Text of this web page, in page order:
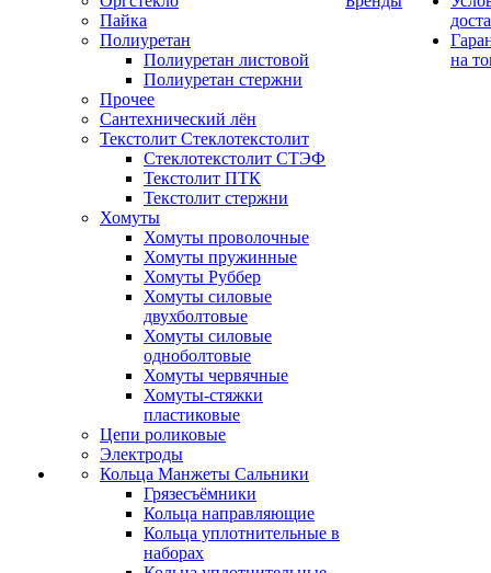
Пайка
Полиуретан
Полиуретан листовой
Полиуретан стержни
Прочее
Сантехнический лён
Текстолит Стеклотекстолит
Стеклотекстолит СТЭФ
Текстолит ПТК
Текстолит стержни
Хомуты
Хомуты проволочные
Хомуты пружинные
Хомуты Руббер
Хомуты силовые
двухболтовые
Хомуты силовые
одноболтовые
Хомуты червячные
Хомуты-стяжки
пластиковые
Цепи роликовые
Электроды
Кольца Манжеты Сальники
Грязесъёмники
Кольца направляющие
Кольца уплотнительные в
наборах
на